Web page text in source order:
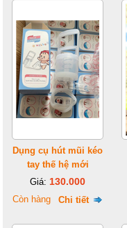
Dụng cụ hút mũi kéo
tay thế hệ mới
Giá: 130.000
Còn hàng Chi tiết